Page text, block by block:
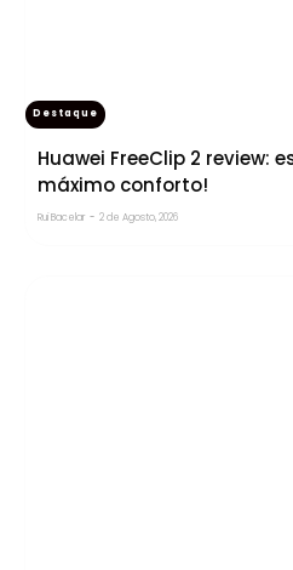
Destaque
Huawei FreeClip 2 review:
máximo conforto!
Rui Bacelar - 2 de Agosto, 2026